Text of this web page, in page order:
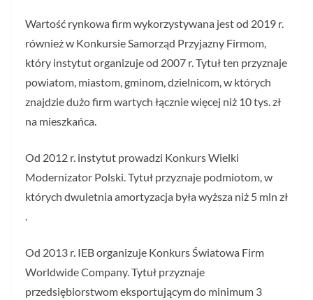
Wartość rynkowa firm wykorzystywana jest od 2019 r.
również w Konkursie Samorząd Przyjazny Firmom,
który instytut organizuje od 2007 r. Tytuł ten przyznaje
powiatom, miastom, gminom, dzielnicom, w których
znajdzie dużo firm wartych łącznie więcej niż 10 tys. zł
na mieszkańca.
Od 2012 r. instytut prowadzi Konkurs Wielki
Modernizator Polski. Tytuł przyznaje podmiotom, w
których dwuletnia amortyzacja była wyższa niż 5 mln zł
.
Od 2013 r. IEB organizuje Konkurs Światowa Firm
Worldwide Company. Tytuł przyznaje
przedsiębiorstwom eksportującym do minimum 3